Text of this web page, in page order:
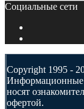
Социальные сети
Copyright 1995 -
Информационные
носят
офертой.